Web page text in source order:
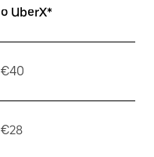
o UberX*
€40
€28